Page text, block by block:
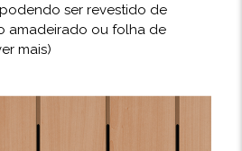
podendo ser revestido de
amadeirado ou folha de
mais)